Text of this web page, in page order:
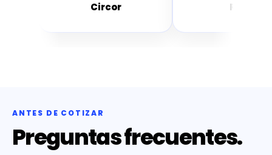
Circor RTK
ANTES DE COTIZAR
Preguntas frecuentes.